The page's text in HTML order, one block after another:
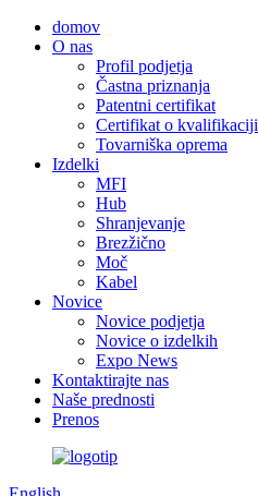
domov
O nas
Profil podjetja
Častna priznanja
Patentni certifikat
Certifikat o kvalifikaciji
Tovarniška oprema
Izdelki
MFI
Hub
Shranjevanje
Brezžično
Moč
Kabel
Novice
Novice podjetja
Novice o izdelkih
Expo News
Kontaktirajte nas
Naše prednosti
Prenos